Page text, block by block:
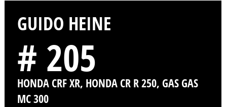
GUIDO HEINE
# 205
HONDA CRF XR, HONDA CR R 250, GAS GAS
MC 300